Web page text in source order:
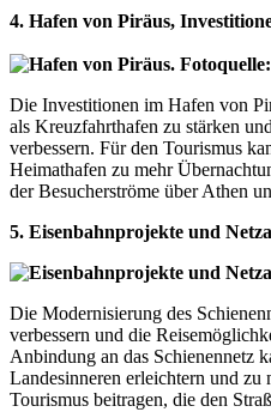
4. Hafen von Piräus,
Die Investitionen im Hafen von
als Kreuzfahrthafen zu stärken
verbessern. Für den Tourismus
Heimathafen zu mehr
der Besucherströme über Athen
5. Eisenbahnprojekte und
Die Modernisierung des
verbessern und die
Anbindung an das Schienennetz
Landesinneren erleichtern und zu
Tourismus beitragen, die den